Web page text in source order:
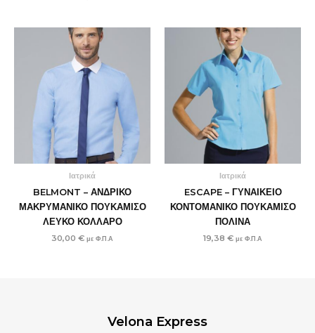
Ιατρικά
BELMONT – ΑΝΔΡΙΚΟ
ΜΑΚΡΥΜΑΝΙΚΟ ΠΟΥΚΑΜΙΣΟ
ΛΕΥΚΟ ΚΟΛΛΑΡΟ
30,00 € με Φ.Π.Α
Ιατρικά
ESCAPE – ΓΥΝΑΙΚΕΙΟ
ΚΟΝΤΟΜΑΝΙΚΟ ΠΟΥΚΑΜΙΣΟ
ΠΟΛΙΝΑ
19,38 € με Φ.Π.Α
Velona Express